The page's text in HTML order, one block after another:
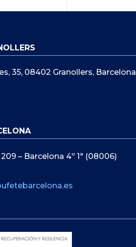
35, 08402 Granollers, Barcelona
– Barcelona 4º 1ª (08006)